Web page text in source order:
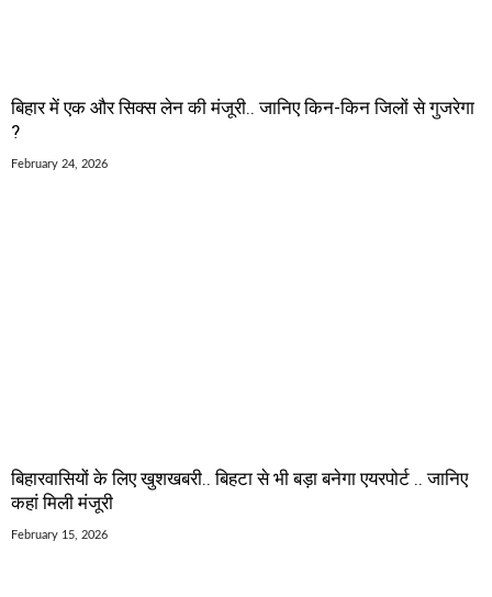
बिहार में एक और सिक्स लेन की मंजूरी.. जानिए किन-किन जिलों से गुजरेगा
?
February 24, 2026
बिहारवासियों के लिए खुशखबरी.. बिहटा से भी बड़ा बनेगा एयरपोर्ट .. जानिए
कहां मिली मंजूरी
February 15, 2026